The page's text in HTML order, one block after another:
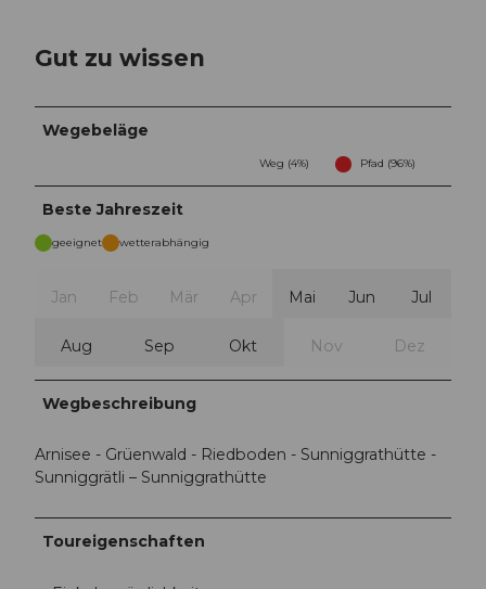
Gut zu wissen
Wegebeläge
Weg (4%) Pfad (96%)
Beste Jahreszeit
geeignet wetterabhängig
Jan Feb Mär Apr Mai Jun Jul
Aug Sep Okt Nov Dez
Wegbeschreibung
Arnisee - Grüenwald - Riedboden - Sunniggrathütte -
Sunniggrätli – Sunniggrathütte
Toureigenschaften